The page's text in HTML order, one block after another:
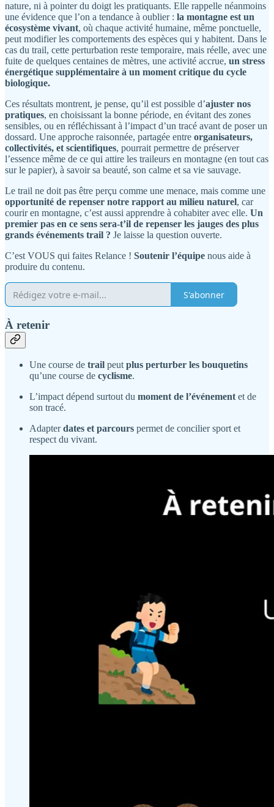
nature, ni à pointer du doigt les pratiquants. Elle rappelle néanmoins
une évidence que l’on a tendance à oublier : la montagne est un
écosystème vivant, où chaque activité humaine, même ponctuelle,
peut modifier les comportements des espèces qui y habitent. Dans le
cas du trail, cette perturbation reste temporaire, mais réelle, avec une
fuite de quelques centaines de mètres, une activité accrue, un stress
énergétique supplémentaire à un moment critique du cycle
biologique.
Ces résultats montrent, je pense, qu’il est possible d’ajuster nos
pratiques, en choisissant la bonne période, en évitant des zones
sensibles, ou en réfléchissant à l’impact d’un tracé avant de poser un
dossard. Une approche raisonnée, partagée entre organisateurs,
collectivités, et scientifiques, pourrait permettre de préserver
l’essence même de ce qui attire les traileurs en montagne (en tout cas
sur le papier), à savoir sa beauté, son calme et sa vie sauvage.
Le trail ne doit pas être perçu comme une menace, mais comme une
opportunité de repenser notre rapport au milieu naturel, car
courir en montagne, c’est aussi apprendre à cohabiter avec elle. Un
premier pas en ce sens sera-t’il de repenser les jauges des plus
grands événements trail ? Je laisse la question ouverte.
C’est VOUS qui faites Relance ! Soutenir l’équipe nous aide à
produire du contenu.
S'abonner
À retenir
Une course de trail peutplus perturber les bouquetins
qu’une course de cyclisme.
L’impact dépend surtout du moment de l’événementet de
son tracé.
Adapterdates et parcours permet de concilier sport et
respect du vivant.